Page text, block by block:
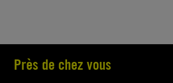
Près de chez vous